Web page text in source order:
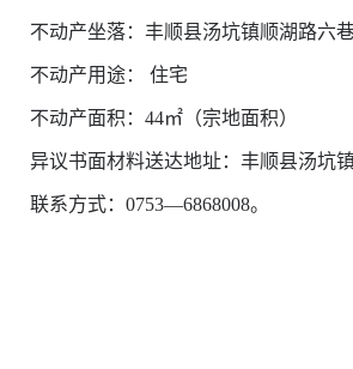
不动产坐落：丰顺县汤坑镇顺湖路六
不动产用途： 住宅
不动产面积： 44㎡（宗地面积）
异议书面材料送达地址：丰顺县汤坑镇
联系方式： 0753—6868008。